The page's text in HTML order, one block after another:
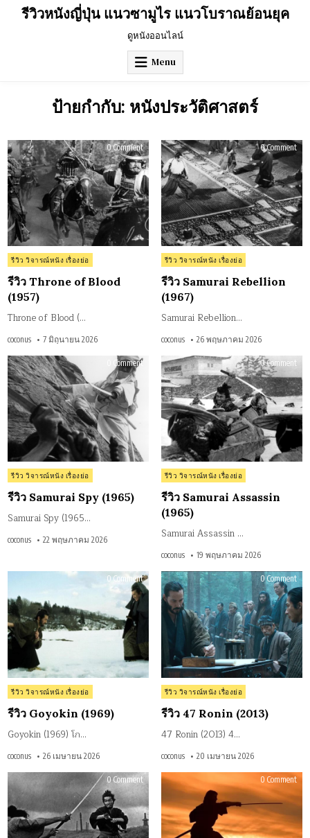
รีวิวหนังญี่ปุ่น แนวซามูไร แนวโบราณย้อนยุค
ดูหนังออนไลน์
Menu
ป้ายกำกับ: หนังประวัติศาสตร์
0 Commenton
รีวิว
Throne
of
Blood
(1957)
Posted
in
รีวิว วิจารณ์หนัง เรื่องย่อ
รีวิว Throne of Blood
(1957)
Throne of Blood (…
coconus 7 มิถุนายน 2026
0 Commenton
Posted
in
รีวิว วิจารณ์หนัง เรื่องย่อ
รีวิว Samurai Rebellion
(1967)
Samurai Rebellion…
coconus 26 พฤษภาคม 2026
0 Commenton
Samurai
(1965)
Posted
in
รีวิว วิจารณ์หนัง เรื่องย่อ
รีวิว Samurai Spy (1965)
Samurai Spy (1965…
coconus 22 พฤษภาคม 2026
0 Commenton
Posted
in
รีวิว วิจารณ์หนัง เรื่องย่อ
รีวิว Samurai Assassin
(1965)
Samurai Assassin …
coconus 19 พฤษภาคม 2026
0 Commenton
รีวิว
Goyokin
(1969)
Posted
in
รีวิว วิจารณ์หนัง เรื่องย่อ
รีวิว Goyokin (1969)
Goyokin (1969) โก…
coconus 26 เมษายน 2026
0 Commenton
รีวิว
47
Posted
in
รีวิว วิจารณ์หนัง เรื่องย่อ
รีวิว 47 Ronin (2013)
47 Ronin (2013) 4…
coconus 20 เมษายน 2026
0 Commenton
Harakiri
(1962)
0 Commenton
The
Last
มห